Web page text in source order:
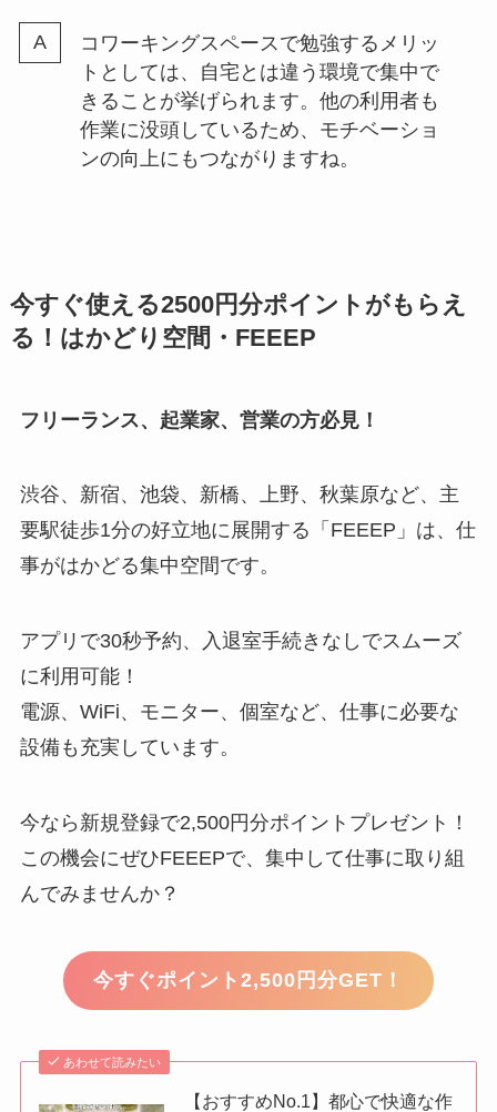
コワーキングスペースで勉強するメリッ
トとしては、自宅とは違う環境で集中で
きることが挙げられます。他の利用者も
作業に没頭しているため、モチベーショ
ンの向上にもつながりますね。
今すぐ使える2500円分ポイントがもらえ
る！はかどり空間・FEEEP
フリーランス、起業家、営業の方必見！
渋谷、新宿、池袋、新橋、上野、秋葉原など、主
要駅徒歩1分の好立地に展開する「FEEEP」は、仕
事がはかどる集中空間です。
アプリで30秒予約、入退室手続きなしでスムーズ
に利用可能！
電源、WiFi、モニター、個室など、仕事に必要な
設備も充実しています。
今なら新規登録で2,500円分ポイントプレゼント！
この機会にぜひFEEEPで、集中して仕事に取り組
んでみませんか？
今すぐポイント2,500円分GET！
あわせて読みたい
【おすすめNo.1】都心で快適な作